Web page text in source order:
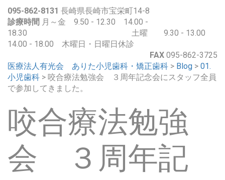
095-862-8131 長崎県長崎市宝栄町14-8
診療時間 月～金 9.50 - 12.30 14.00 -
18.30 土曜 9.30 - 13.00
14.00 - 18.00 木曜日・日曜日休診
FAX 095-862-3725
医療法人有光会 ありた小児歯科・矯正歯科 > Blog > 01.
小児歯科 > 咬合療法勉強会 ３周年記念会にスタッフ全員
で参加してきました。
咬合療法勉強
会 ３周年記